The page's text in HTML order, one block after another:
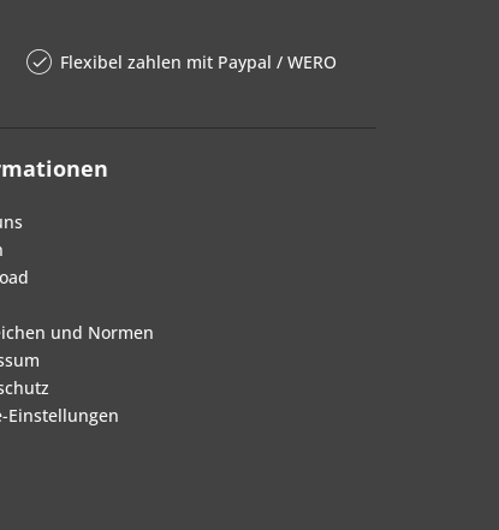
Flexibel zahlen mit Paypal / WERO
und Normen
Einstellungen